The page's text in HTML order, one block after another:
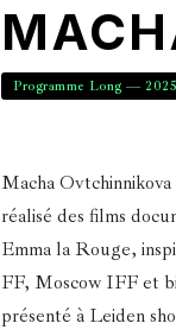
Programme Long —
Macha
réalisé des films
Emma la Rouge,
FF, Moscow IFF et
présenté à Leiden